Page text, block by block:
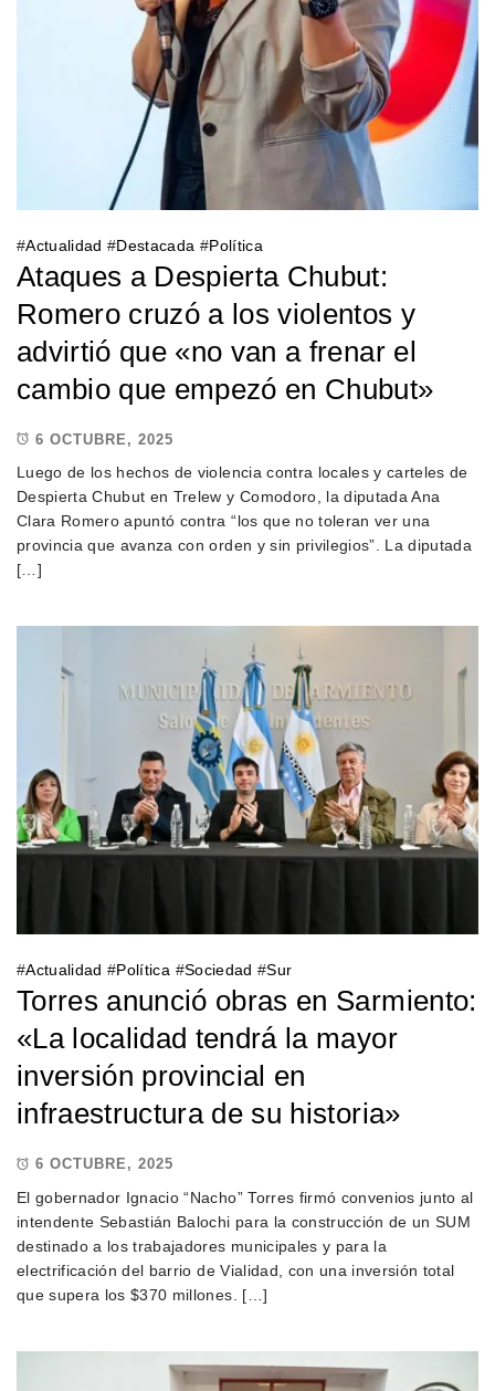
#Actualidad #Destacada #Política
Ataques a Despierta Chubut:
Romero cruzó a los violentos y
advirtió que «no van a frenar el
cambio que empezó en Chubut»
6 OCTUBRE, 2025
Luego de los hechos de violencia contra locales y carteles de
Despierta Chubut en Trelew y Comodoro, la diputada Ana
Clara Romero apuntó contra “los que no toleran ver una
provincia que avanza con orden y sin privilegios”. La diputada
[…]
#Actualidad #Política #Sociedad #Sur
Torres anunció obras en Sarmiento:
«La localidad tendrá la mayor
inversión provincial en
infraestructura de su historia»
6 OCTUBRE, 2025
El gobernador Ignacio “Nacho” Torres firmó convenios junto al
intendente Sebastián Balochi para la construcción de un SUM
destinado a los trabajadores municipales y para la
electrificación del barrio de Vialidad, con una inversión total
que supera los $370 millones. […]